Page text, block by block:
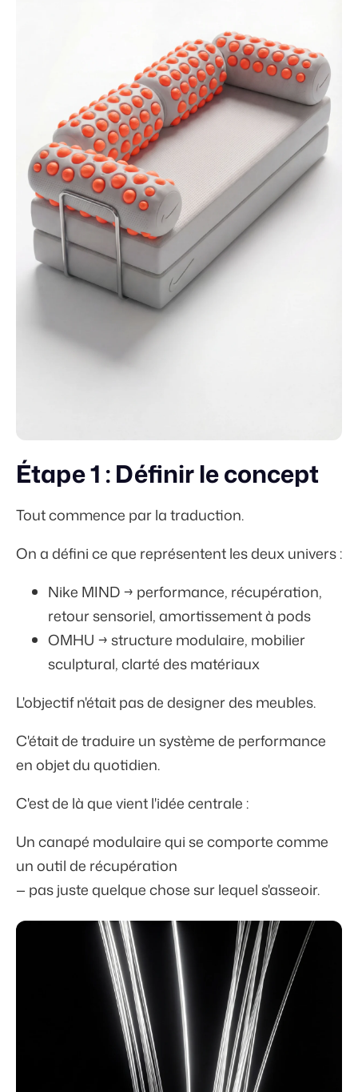
Étape 1 : Définir le concept
Tout commence par la traduction.
On a défini ce que représentent les deux univers :
Nike MIND → performance, récupération,
retour sensoriel, amortissement à pods
OMHU → structure modulaire, mobilier
sculptural, clarté des matériaux
L'objectif n'était pas de designer des meubles.
C'était de traduire un système de performance
en objet du quotidien.
C'est de là que vient l'idée centrale :
Un canapé modulaire qui se comporte comme
un outil de récupération
— pas juste quelque chose sur lequel s'asseoir.